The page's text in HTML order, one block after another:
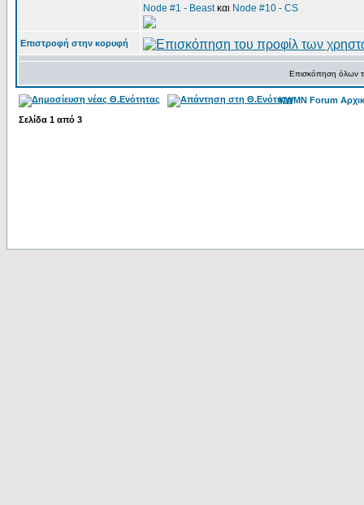
Node #1 - Beastκαι Node #10 - CS
Επιστροφή στην κορυφή
Επισκόπηση όλων
KWMN Forum
Σελίδα 1 από 3